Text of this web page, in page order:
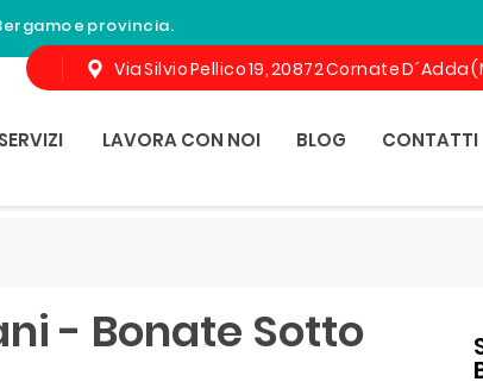
e provincia.
Via Silvio Pellico 19, 20872 Cornate D´Adda
SERVIZI LAVORA CON NOI BLOG CONTATTI
- Bonate Sotto